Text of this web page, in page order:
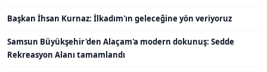
Başkan İhsan Kurnaz: İlkadım'ın geleceğine yön veriyoruz
Samsun Büyükşehir'den Alaçam'a modern dokunuş: Sedde
Rekreasyon Alanı tamamlandı